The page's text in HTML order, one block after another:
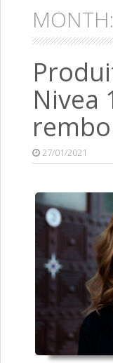
MONTH:
Nivea
27/01/2021